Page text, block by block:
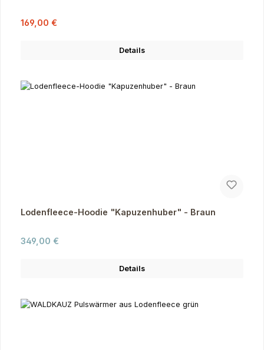
Verkaufspreis:
169,00 €
Details
Lodenfleece-Hoodie "Kapuzenhuber" - Braun
Regulärer Preis:
349,00 €
Details